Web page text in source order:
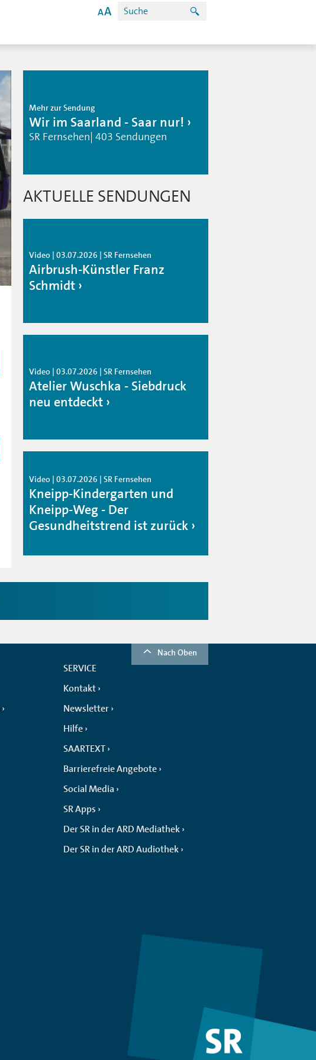
Mehr zur Sendung
Wir im Saarland - Saar nur!
SR Fernsehen| 403 Sendungen
AKTUELLE SENDUNGEN
Video | 03.07.2026 | SR Fernsehen
Airbrush-Künstler Franz
Schmidt
Video | 03.07.2026 | SR Fernsehen
Atelier Wuschka - Siebdruck
neu entdeckt
Video | 03.07.2026 | SR Fernsehen
Kneipp-Kindergarten und
Kneipp-Weg - Der
Gesundheitstrend ist zurück
Nach Oben
SERVICE
Kontakt
Newsletter
Hilfe
SAARTEXT
Barrierefreie Angebote
Social Media
SR Apps
Der SR in der ARD Mediathek
Der SR in der ARD Audiothek